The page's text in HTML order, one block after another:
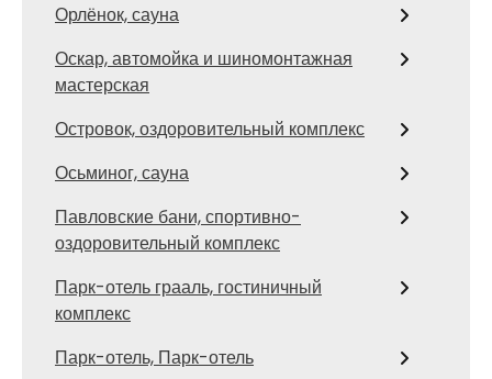
Орлёнок, сауна
Оскар, автомойка и шиномонтажная
мастерская
Островок, оздоровительный комплекс
Осьминог, сауна
Павловские бани, спортивно-
оздоровительный комплекс
Парк-отель грааль, гостиничный
комплекс
Парк-отель, Парк-отель